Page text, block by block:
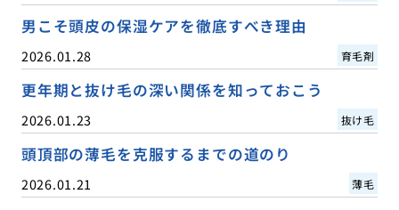
男こそ頭皮の保湿ケアを徹底すべき理由
2026.01.28 育毛剤
更年期と抜け毛の深い関係を知っておこう
2026.01.23 抜け毛
頭頂部の薄毛を克服するまでの道のり
2026.01.21 薄毛